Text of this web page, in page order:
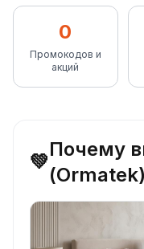
0
Промокодов и
акций
💚
Почему
(Ormatek)